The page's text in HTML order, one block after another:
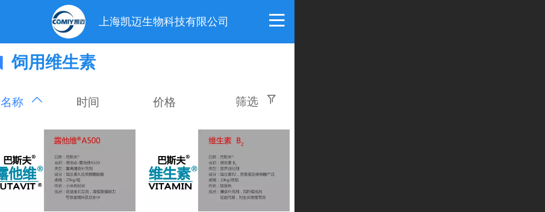
上海凯迈生物科技有限公司
饲用维生素
名称 时间 价格 筛选